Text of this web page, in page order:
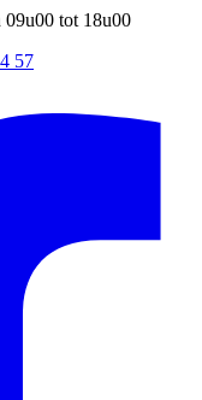
09u00 tot 18u00
57